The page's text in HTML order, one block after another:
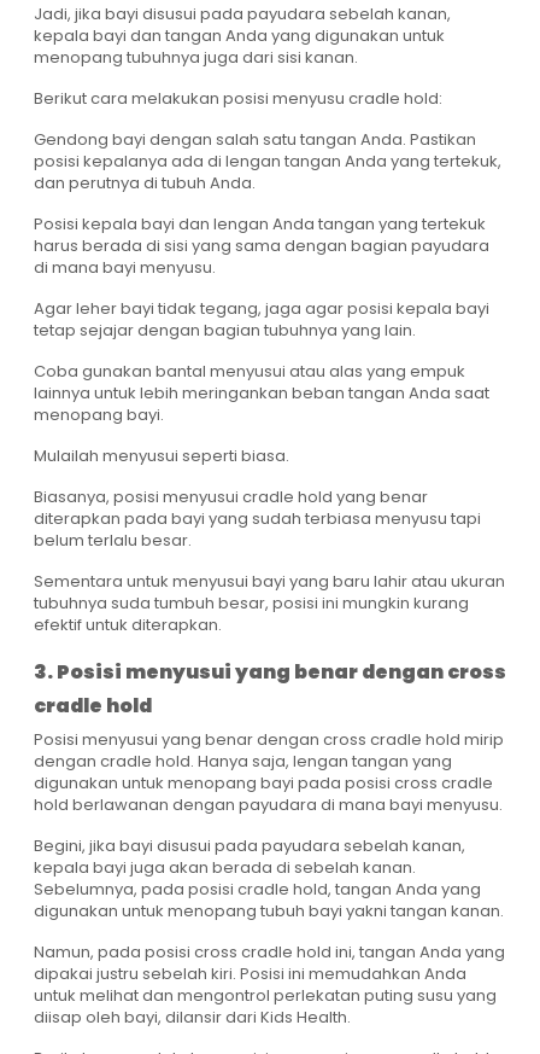
Jadi, jika bayi disusui pada payudara sebelah kanan,
kepala bayi dan tangan Anda yang digunakan untuk
menopang tubuhnya juga dari sisi kanan.
Berikut cara melakukan posisi menyusu cradle hold:
Gendong bayi dengan salah satu tangan Anda. Pastikan
posisi kepalanya ada di lengan tangan Anda yang tertekuk,
dan perutnya di tubuh Anda.
Posisi kepala bayi dan lengan Anda tangan yang tertekuk
harus berada di sisi yang sama dengan bagian payudara
di mana bayi menyusu.
Agar leher bayi tidak tegang, jaga agar posisi kepala bayi
tetap sejajar dengan bagian tubuhnya yang lain.
Coba gunakan bantal menyusui atau alas yang empuk
lainnya untuk lebih meringankan beban tangan Anda saat
menopang bayi.
Mulailah menyusui seperti biasa.
Biasanya, posisi menyusui cradle hold yang benar
diterapkan pada bayi yang sudah terbiasa menyusu tapi
belum terlalu besar.
Sementara untuk menyusui bayi yang baru lahir atau ukuran
tubuhnya suda tumbuh besar, posisi ini mungkin kurang
efektif untuk diterapkan.
3. Posisi menyusui yang benar dengan cross
cradle hold
Posisi menyusui yang benar dengan cross cradle hold mirip
dengan cradle hold. Hanya saja, lengan tangan yang
digunakan untuk menopang bayi pada posisi cross cradle
hold berlawanan dengan payudara di mana bayi menyusu.
Begini, jika bayi disusui pada payudara sebelah kanan,
kepala bayi juga akan berada di sebelah kanan.
Sebelumnya, pada posisi cradle hold, tangan Anda yang
digunakan untuk menopang tubuh bayi yakni tangan kanan.
Namun, pada posisi cross cradle hold ini, tangan Anda yang
dipakai justru sebelah kiri. Posisi ini memudahkan Anda
untuk melihat dan mengontrol perlekatan puting susu yang
diisap oleh bayi, dilansir dari Kids Health.